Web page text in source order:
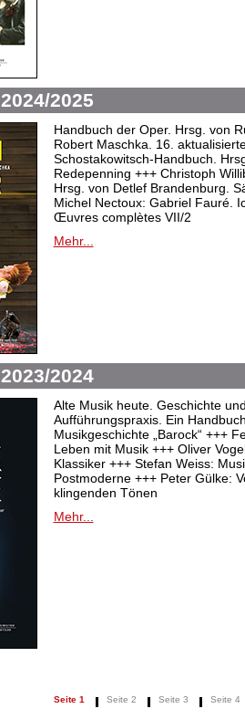
2025
Handbuch der Oper. Hrsg. von
Robert Maschka. 16.
Schostakowitsch-Handbuch.
Redepenning +++ Christoph
Hrsg. von Detlef Brandenburg.
Michel Nectoux: Gabriel Fauré.
Œuvres complètes VII/2
Mehr...
2024
Alte Musik heute. Geschichte
Aufführungspraxis. Ein
Musikgeschichte „Barock“ +++
Leben mit Musik +++ Oliver
Klassiker +++ Stefan Weiss:
Postmoderne +++ Peter Gülke:
klingenden Tönen
Mehr...
Seite 1 Seite 2 Seite 3 Seite 4